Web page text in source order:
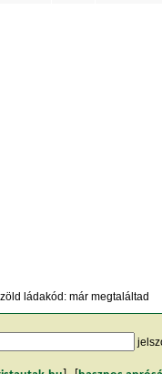
ládakód: már megtaláltad